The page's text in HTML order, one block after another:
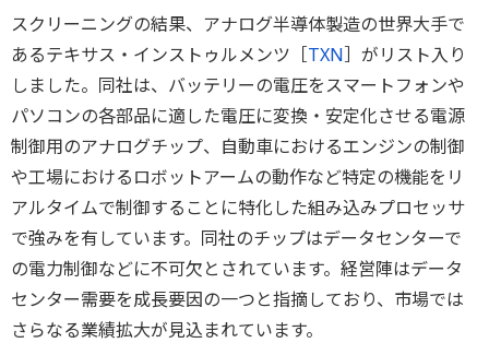
スクリーニングの結果、アナログ半導体製造の世界大手で
あるテキサス・インストゥルメンツ［TXN］がリスト入り
しました。同社は、バッテリーの電圧をスマートフォンや
パソコンの各部品に適した電圧に変換・安定化させる電源
制御用のアナログチップ、自動車におけるエンジンの制御
や工場におけるロボットアームの動作など特定の機能をリ
アルタイムで制御することに特化した組み込みプロセッサ
で強みを有しています。同社のチップはデータセンターで
の電力制御などに不可欠とされています。経営陣はデータ
センター需要を成長要因の一つと指摘しており、市場では
さらなる業績拡大が見込まれています。